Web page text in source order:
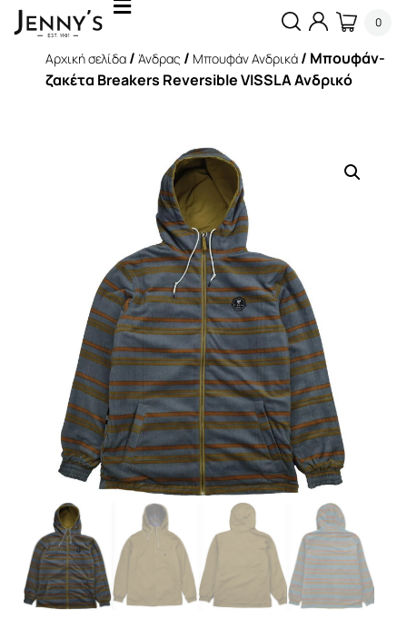
0
Αρχική σελίδα / Άνδρας / Μπουφάν Ανδρικά / Μπουφάν-
ζακέτα Breakers Reversible VISSLA Ανδρικό